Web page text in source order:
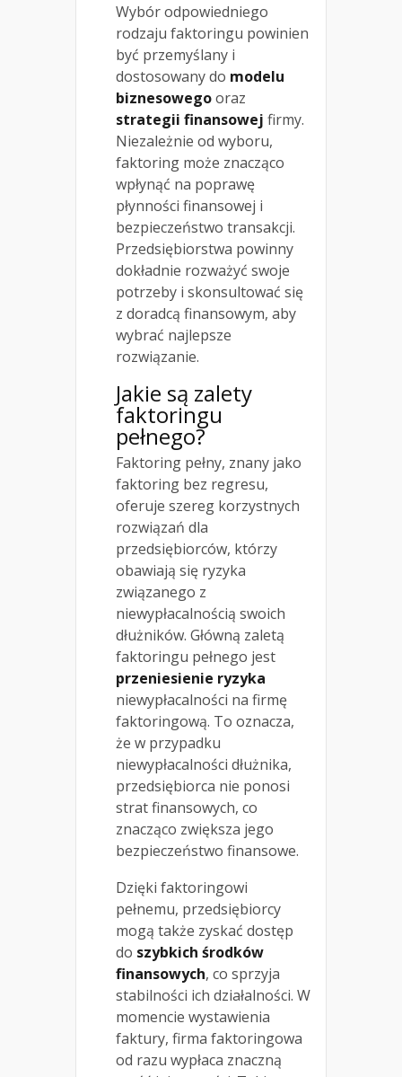
Wybór odpowiedniego
rodzaju faktoringu powinien
być przemyślany i
dostosowany do modelu
biznesowegooraz
strategii finansowej firmy.
Niezależnie od wyboru,
faktoring może znacząco
wpłynąć na poprawę
płynności finansowej i
bezpieczeństwo transakcji.
Przedsiębiorstwa powinny
dokładnie rozważyć swoje
potrzeby i skonsultować się
z doradcą finansowym, aby
wybrać najlepsze
rozwiązanie.
Jakie są zalety
faktoringu
pełnego?
Faktoring pełny, znany jako
faktoring bez regresu,
oferuje szereg korzystnych
rozwiązań dla
przedsiębiorców, którzy
obawiają się ryzyka
związanego z
niewypłacalnością swoich
dłużników. Główną zaletą
faktoringu pełnego jest
przeniesienie ryzyka
niewypłacalności na firmę
faktoringową. To oznacza,
że w przypadku
niewypłacalności dłużnika,
przedsiębiorca nie ponosi
strat finansowych, co
znacząco zwiększa jego
bezpieczeństwo finansowe.
Dzięki faktoringowi
pełnemu, przedsiębiorcy
mogą także zyskać dostęp
do szybkich środków
finansowych, co sprzyja
stabilności ich działalności. W
momencie wystawienia
faktury, firma faktoringowa
od razu wypłaca znaczną